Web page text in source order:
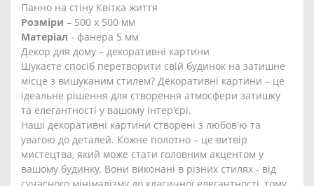
Панно на стіну Квітка життя
Розміри – 500 х 500 мм
Матеріал - фанера 5 мм
Декор для дому – декоративні картини
Шукаєте спосіб перетворити свій будинок на затишне
місце з вишуканим стилем? Декоративні картини – це
ідеальне рішення для створення атмосфери затишку
та елегантності у вашому інтер'єрі.
Наші декоративні картини створені з любов'ю та
увагою до деталей. Кожне полотно – це витвір
мистецтва, який може стати головним акцентом у
вашому будинку. Вони виконані в різних стилях - від